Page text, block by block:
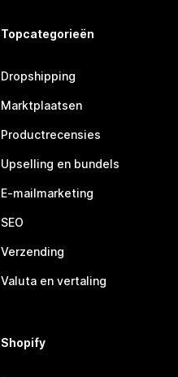
Topcategorieën
Dropshipping
Marktplaatsen
Productrecensies
Upselling en bundels
E-mailmarketing
SEO
Verzending
Valuta en vertaling
Shopify